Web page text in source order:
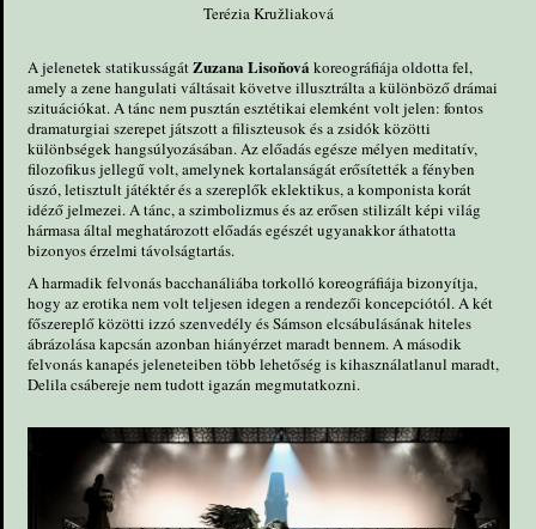
Terézia Kružliaková
A jelenetek statikusságátZuzana Lisoňová koreográfiája oldotta fel,
amely a zene hangulati váltásait követve illusztrálta a különböző drámai
szituációkat. A tánc nem pusztán esztétikai elemként volt jelen: fontos
dramaturgiai szerepet játszott a filiszteusok és a zsidók közötti
különbségek hangsúlyozásában. Az előadás egésze mélyen meditatív,
filozofikus jellegű volt, amelynek kortalanságát erősítették a fényben
úszó, letisztult játéktér és a szereplők eklektikus, a komponista korát
idéző jelmezei. A tánc, a szimbolizmus és az erősen stilizált képi világ
hármasa által meghatározott előadás egészét ugyanakkor áthatotta
bizonyos érzelmi távolságtartás.
A harmadik felvonás bacchanáliába torkolló koreográfiája bizonyítja,
hogy az erotika nem volt teljesen idegen a rendezői koncepciótól. A két
főszereplő közötti izzó szenvedély és Sámson elcsábulásának hiteles
ábrázolása kapcsán azonban hiányérzet maradt bennem. A második
felvonás kanapés jeleneteiben több lehetőség is kihasználatlanul maradt,
Delila csábereje nem tudott igazán megmutatkozni.